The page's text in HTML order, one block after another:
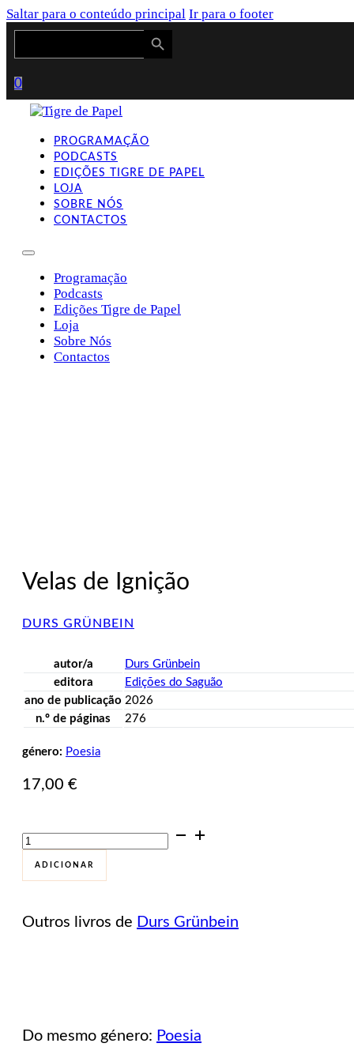
Saltar para o conteúdo principal Ir para o footer
Search
Search Button
0
PROGRAMAÇÃO
PODCASTS
EDIÇÕES TIGRE DE PAPEL
LOJA
SOBRE NÓS
CONTACTOS
Programação
Podcasts
Edições Tigre de Papel
Loja
Sobre Nós
Contactos
Velas de Ignição
DURS GRÜNBEIN
autor/a
Durs Grünbein
editora
Edições do Saguão
ano de publicação 2026
n.º de páginas
276
género: Poesia
17,00 €
Quantidade
de
Velas
de
ADICIONAR
Outros livros de Durs Grünbein
Do mesmo género: Poesia